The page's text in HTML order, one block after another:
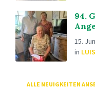
94.
15.
in
ALLE NEUIGKEITEN